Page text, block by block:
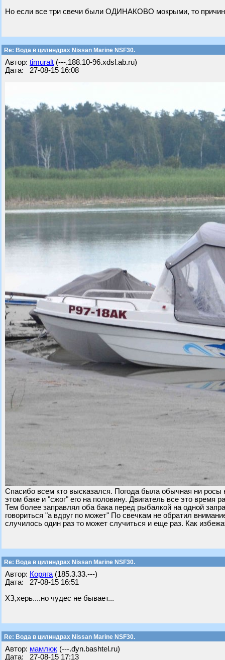
Но если все три свечи были ОДИНАКОВО мокрыми, то
Re: Вода в цилиндрах Nissan Marine NSF30.
Автор: timuralt (---.188.10-96.xdsl.ab.ru)
Дата: 27-08-15 16:08
Спасибо всем кто высказался. Погода была обычная ни
этом баке и "сжог" его на половину. Двигатель все это
Тем более заправлял оба бака перед рыбалкой на одной
говориться "а вдруг по может" По свечкам не обратил
случилось один раз то может случиться и еще раз. Как
Re: Вода в цилиндрах Nissan Marine NSF30.
Автор: Коряга (185.3.33.---)
Дата: 27-08-15 16:51
ХЗ,херь....но чудес не бывает...
Re: Вода в цилиндрах Nissan Marine NSF30.
Автор: мамлюк (---.dyn.bashtel.ru)
Дата: 27-08-15 17:13